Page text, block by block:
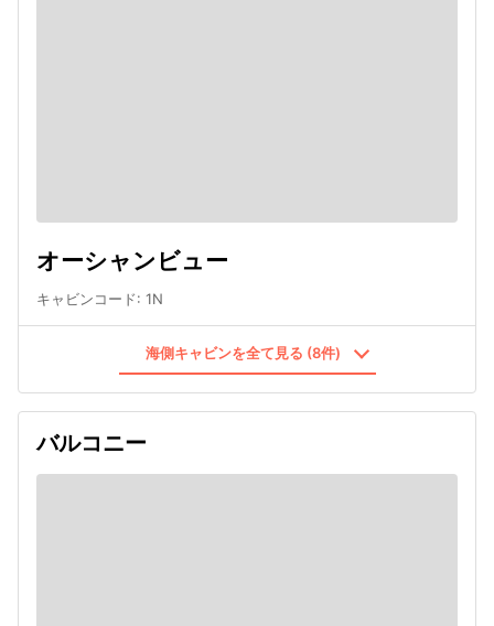
オーシャンビュー
キャビンコード: 1N
海側キャビンを全て見る (8件)
バルコニー